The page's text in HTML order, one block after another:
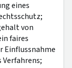
eines
von
faires
Einflussnahme
Verfahrens;